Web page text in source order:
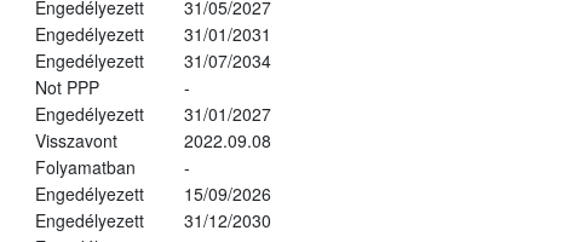
Engedélyezett
31/05/2027
Engedélyezett
31/01/2031
Engedélyezett
31/07/2034
Not PPP
-
Engedélyezett
31/01/2027
Visszavont
2022.09.08
Folyamatban
-
Engedélyezett
15/09/2026
Engedélyezett
31/12/2030